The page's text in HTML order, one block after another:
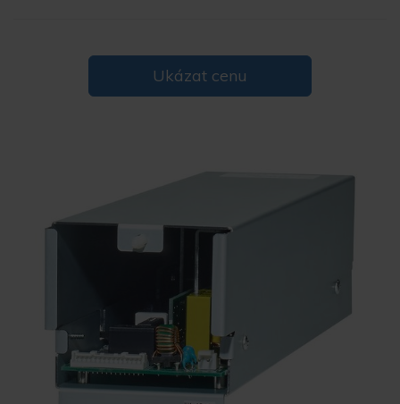
Ukázat cenu